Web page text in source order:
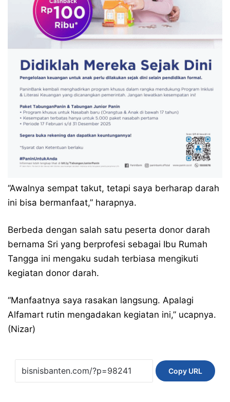
“Awalnya sempat takut, tetapi saya berharap darah
ini bisa bermanfaat,” harapnya.
Berbeda dengan salah satu peserta donor darah
bernama Sri yang berprofesi sebagai Ibu Rumah
Tangga ini mengaku sudah terbiasa mengikuti
kegiatan donor darah.
“Manfaatnya saya rasakan langsung. Apalagi
Alfamart rutin mengadakan kegiatan ini,” ucapnya.
(Nizar)
Copy URL